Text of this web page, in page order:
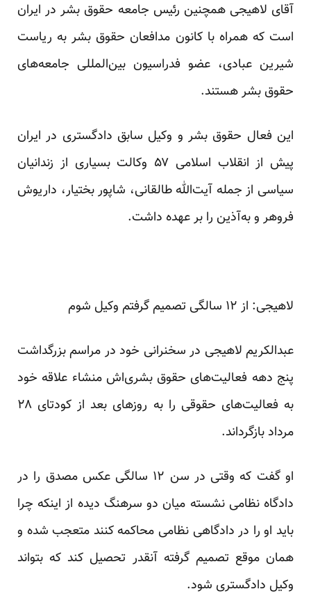
آقای لاهیجی همچنین رئیس جامعه حقوق بشر در ایران
است که همراه با کانون مدافعان حقوق بشر به ریاست
شیرین عبادی، عضو فدراسیون بین‌المللی جامعه‌های
حقوق بشر هستند.
این فعال حقوق بشر و وکیل سابق دادگستری در ایران
پیش از انقلاب اسلامی ۵۷ وکالت بسیاری از زندانیان
سیاسی از جمله آیت‌الله طالقانی، شاپور بختیار، داریوش
فروهر و به‌آذین را بر عهده داشت.
لاهیجی: از ۱۲ سالگی تصمیم گرفتم وکیل شوم
عبدالکریم لاهیجی در سخنرانی خود در مراسم بزرگداشت
پنج دهه فعالیت‌های حقوق بشری‌اش منشاء علاقه‌ خود
به فعالیت‌های حقوقی را به روزهای بعد از کودتای ۲۸
مرداد بازگرداند.
او گفت که وقتی در سن ۱۲ سالگی عکس مصدق را در
دادگاه نظامی نشسته میان دو سرهنگ دیده از اینکه چرا
باید او را در دادگاهی نظامی محاکمه کنند متعجب شده و‌‌
همان موقع تصمیم گرفته آنقدر تحصیل کند که بتواند
وکیل دادگستری شود.